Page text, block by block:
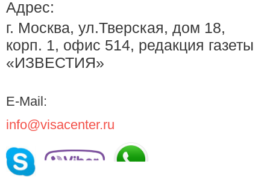
Адрес:
г. Москва, ул.Тверская, дом 18,
корп. 1, офис 514, редакция газеты
«ИЗВЕСТИЯ»
E-Mail:
info@visacenter.ru